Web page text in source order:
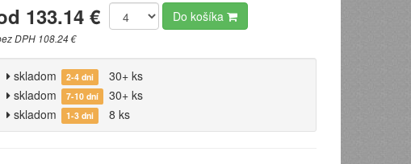
133.14 €
DPH 108.24 €
Do košíka
skladom 2-4 dni
30+ ks
skladom
7-10 dní
30+ ks
skladom
1-3 dni 8 ks